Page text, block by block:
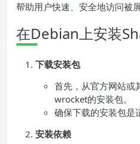
帮助用户快速、安全地访问被
在Debian上安装
下载安装包
首先，从官方网站或
wrocket的安装包。
确保下载的安装包是
安装依赖